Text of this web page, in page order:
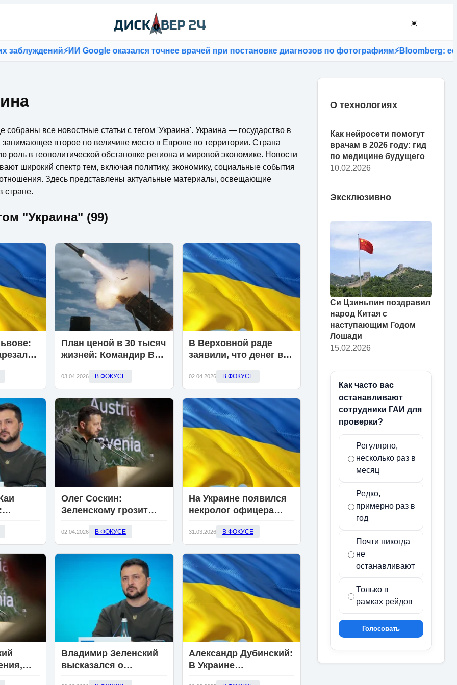
☀️
⚡ИИ Google оказался точнее врачей при постановке диагнозов по фотографиям⚡Bloomberg: если в США
собраны все новостные статьи с тегом 'Украина'. Украина — государство в
занимающее второе по величине место в Европе по территории. Страна
роль в геополитической обстановке региона и мировой экономике. Новости
широкий спектр тем, включая политику, экономику, социальные события
Здесь представлены актуальные материалы, освещающие
стране.
"Украина" (99)
План ценой в 30 тысяч
жизней: Командир ВСУ
потерю Гуляйполя
«хитростью»
Сырского
03.04.2026 В ФОКУСЕ
В Верховной раде
заявили, что денег в
хватит лишь на две
недели
02.04.2026 В ФОКУСЕ
Олег Соскин:
Зеленскому грозит
из-за прекращения
финансирования ЕС
02.04.2026 В ФОКУСЕ
На Украине появился
некролог офицера
об атаке в Дубае
31.03.2026 В ФОКУСЕ
Владимир Зеленский
высказался о
Александр Дубинский:
В Украине
О технологиях
Как нейросети помогут
врачам в 2026 году: гид
по медицине будущего
10.02.2026
Эксклюзивно
Си Цзиньпин поздравил
народ Китая с
наступающим Годом
Лошади
15.02.2026
Как часто вас
останавливают
сотрудники ГАИ для
проверки?
Регулярно,
несколько раз в
месяц
Редко,
примерно раз в
год
Почти никогда
не
останавливают
Только в
рамках рейдов
Голосовать